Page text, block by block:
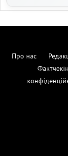
Про нас